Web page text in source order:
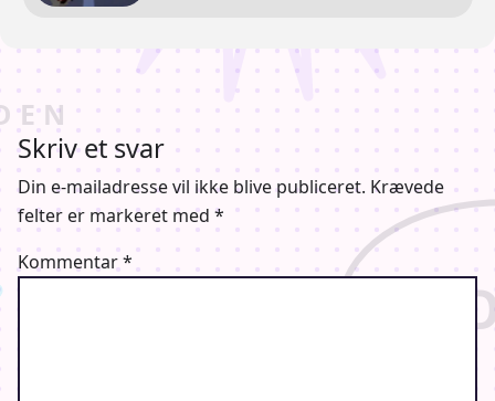
Skriv et svar
Din e-mailadresse vil ikke blive publiceret. Krævede
felter er markeret med *
Kommentar*